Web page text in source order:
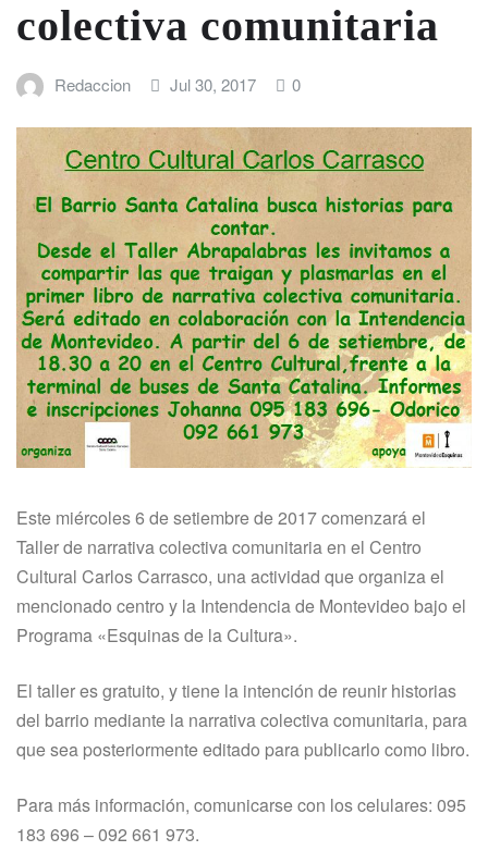
colectiva comunitaria
Redaccion Jul 30, 2017 0
Este miércoles 6 de setiembre de 2017 comenzará el
Taller de narrativa colectiva comunitaria en el Centro
Cultural Carlos Carrasco, una actividad que organiza el
mencionado centro y la Intendencia de Montevideo bajo el
Programa «Esquinas de la Cultura».
El taller es gratuito, y tiene la intención de reunir historias
del barrio mediante la narrativa colectiva comunitaria, para
que sea posteriormente editado para publicarlo como libro.
Para más información, comunicarse con los celulares: 095
183 696 – 092 661 973.